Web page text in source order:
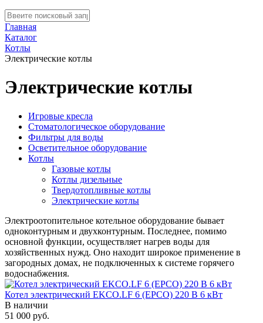
Главная
Каталог
Котлы
Электрические котлы
Электрические котлы
Игровые кресла
Стоматологическое оборудование
Фильтры для воды
Осветительное оборудование
Котлы
Газовые котлы
Котлы дизельные
Твердотопливные котлы
Электрические котлы
Электроотопительное котельное оборудование бывает
одноконтурным и двухконтурным. Последнее, помимо
основной функции, осуществляет нагрев воды для
хозяйственных нужд. Оно находит широкое применение в
загородных домах, не подключенных к системе горячего
водоснабжения.
Котел электрический EKCO.LF 6 (ЕРСО) 220 В 6 кВт
В наличии
51 000 руб.